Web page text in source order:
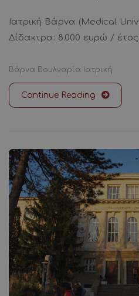
Ιατρική Βάρνα (Medical
Δίδακτρα: 8.000 ευρώ / έτος
Βάρνα Βουλγαρία Ιατρική
Continue Reading